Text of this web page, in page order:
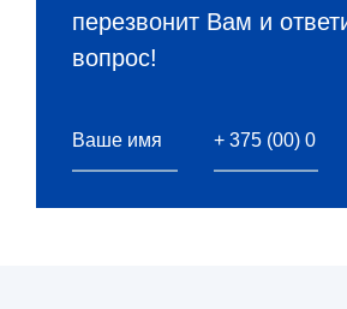
перезвонит Вам и
вопрос!